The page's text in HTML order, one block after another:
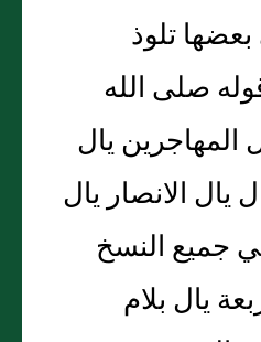
تلوذ
صلى الله
المهاجرين يال
يال الانصار يال
جميع النسخ
يال بلام